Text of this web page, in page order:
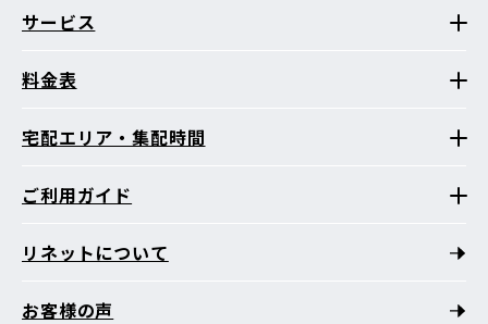
サービス
料金表
宅配エリア・集配時間
ご利用ガイド
リネットについて
お客様の声